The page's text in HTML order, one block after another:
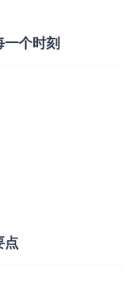
一个时刻
点